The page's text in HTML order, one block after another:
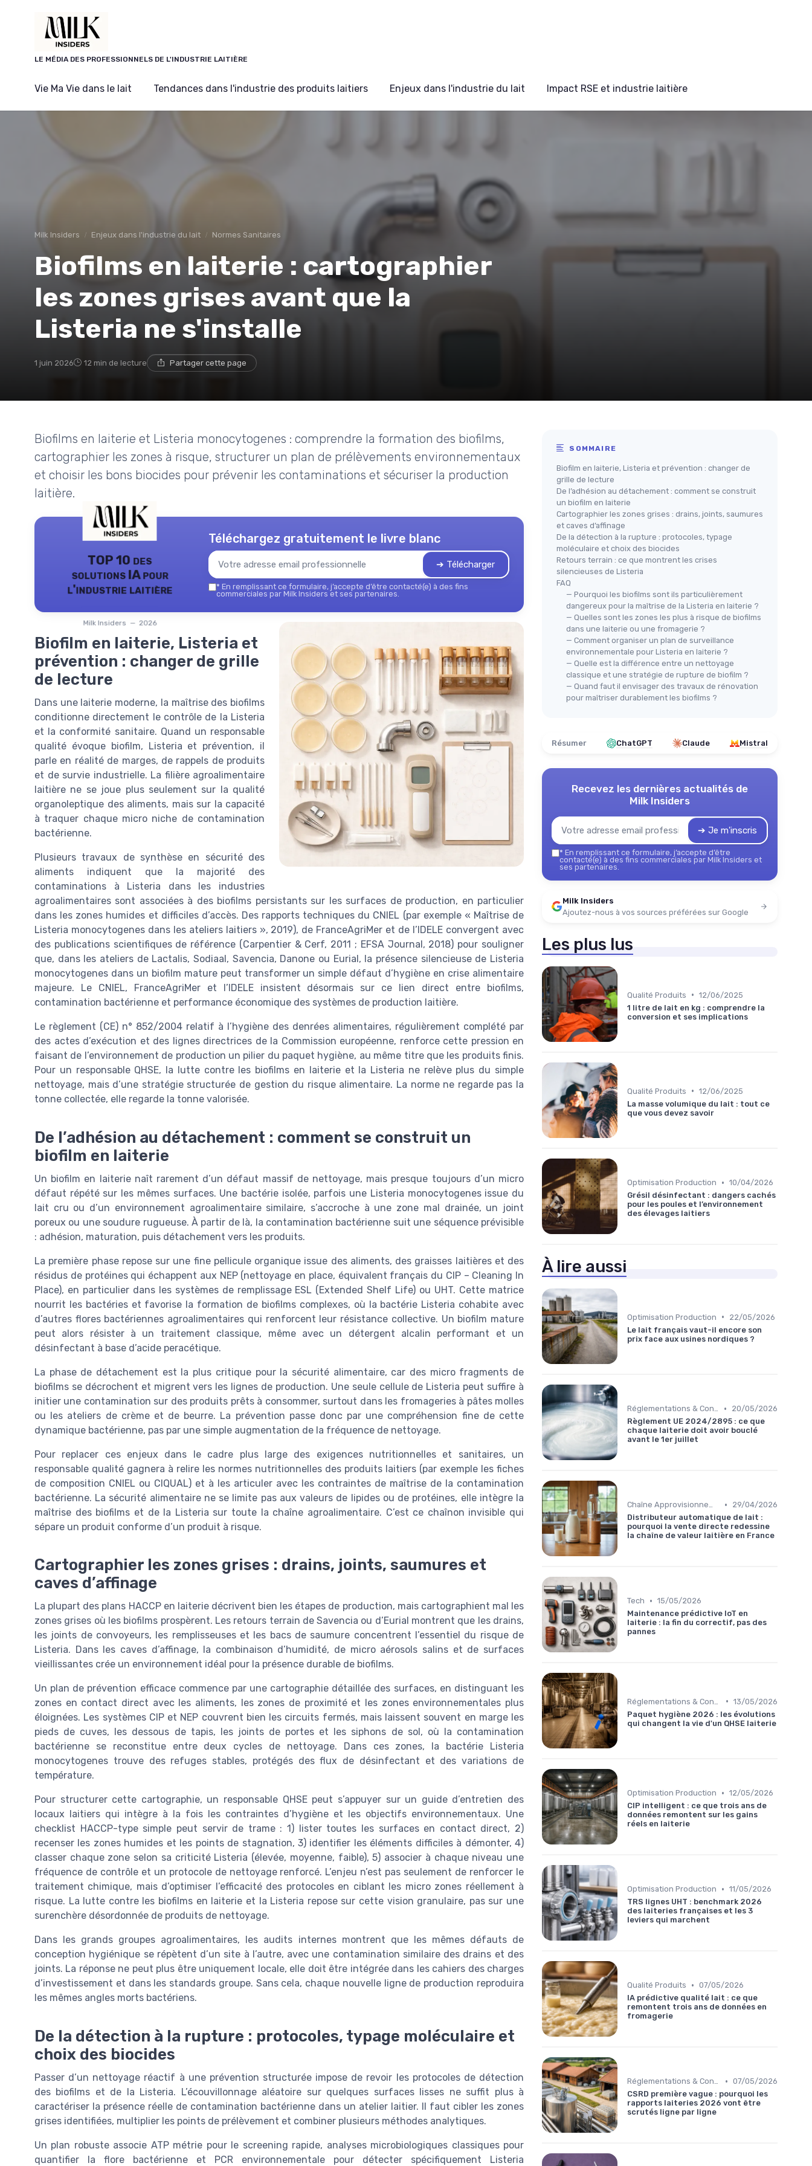
LE MÉDIA DES PROFESSIONNELS DE L'INDUSTRIE LAITIÈRE
Vie Ma Vie dans le lait Tendances dans l'industrie des produits laitiers Enjeux dans l'industrie du lait Impact RSE et industrie laitière
Milk Insiders Enjeux dans l'industrie du lait Normes Sanitaires
Biofilms en laiterie : cartographier
les zones grises avant que la
Listeria ne s'installe
1 juin 2026 12 min de lecture Partager cette page
Biofilms en laiterie et Listeria monocytogenes : comprendre la formation des biofilms,
cartographier les zones à risque, structurer un plan de prélèvements environnementaux
et choisir les bons biocides pour prévenir les contaminations et sécuriser la production
laitière.
TOP 10 des
solutions IA pour
l'industrie laitière
Milk Insiders — 2026
Téléchargez gratuitement le livre blanc
➔ Télécharger
* En remplissant ce formulaire, j’accepte d’être contacté(e) à des fins
commerciales par Milk Insiders et ses partenaires.
Biofilm en laiterie, Listeria et
prévention : changer de grille
de lecture
Dans une laiterie moderne, la maîtrise des biofilms
conditionne directement le contrôle de la Listeria
et la conformité sanitaire. Quand un responsable
qualité évoque biofilm, Listeria et prévention, il
parle en réalité de marges, de rappels de produits
et de survie industrielle. La filière agroalimentaire
laitière ne se joue plus seulement sur la qualité
organoleptique des aliments, mais sur la capacité
à traquer chaque micro niche de contamination
bactérienne.
Plusieurs travaux de synthèse en sécurité des
aliments indiquent que la majorité des
contaminations à Listeria dans les industries
agroalimentaires sont associées à des biofilms persistants sur les surfaces de production, en particulier
dans les zones humides et difficiles d’accès. Des rapports techniques du CNIEL (par exemple « Maîtrise de
Listeria monocytogenes dans les ateliers laitiers », 2019), de FranceAgriMer et de l’IDELE convergent avec
des publications scientifiques de référence (Carpentier & Cerf, 2011 ; EFSA Journal, 2018) pour souligner
que, dans les ateliers de Lactalis, Sodiaal, Savencia, Danone ou Eurial, la présence silencieuse de Listeria
monocytogenes dans un biofilm mature peut transformer un simple défaut d’hygiène en crise alimentaire
majeure. Le CNIEL, FranceAgriMer et l’IDELE insistent désormais sur ce lien direct entre biofilms,
contamination bactérienne et performance économique des systèmes de production laitière.
Le règlement (CE) n° 852/2004 relatif à l’hygiène des denrées alimentaires, régulièrement complété par
des actes d’exécution et des lignes directrices de la Commission européenne, renforce cette pression en
faisant de l’environnement de production un pilier du paquet hygiène, au même titre que les produits finis.
Pour un responsable QHSE, la lutte contre les biofilms en laiterie et la Listeria ne relève plus du simple
nettoyage, mais d’une stratégie structurée de gestion du risque alimentaire. La norme ne regarde pas la
tonne collectée, elle regarde la tonne valorisée.
De l’adhésion au détachement : comment se construit un
biofilm en laiterie
Un biofilm en laiterie naît rarement d’un défaut massif de nettoyage, mais presque toujours d’un micro
défaut répété sur les mêmes surfaces. Une bactérie isolée, parfois une Listeria monocytogenes issue du
lait cru ou d’un environnement agroalimentaire similaire, s’accroche à une zone mal drainée, un joint
poreux ou une soudure rugueuse. À partir de là, la contamination bactérienne suit une séquence prévisible
: adhésion, maturation, puis détachement vers les produits.
La première phase repose sur une fine pellicule organique issue des aliments, des graisses laitières et des
résidus de protéines qui échappent aux NEP (nettoyage en place, équivalent français du CIP – Cleaning In
Place), en particulier dans les systèmes de remplissage ESL (Extended Shelf Life) ou UHT. Cette matrice
nourrit les bactéries et favorise la formation de biofilms complexes, où la bactérie Listeria cohabite avec
d’autres flores bactériennes agroalimentaires qui renforcent leur résistance collective. Un biofilm mature
peut alors résister à un traitement classique, même avec un détergent alcalin performant et un
désinfectant à base d’acide peracétique.
La phase de détachement est la plus critique pour la sécurité alimentaire, car des micro fragments de
biofilms se décrochent et migrent vers les lignes de production. Une seule cellule de Listeria peut suffire à
initier une contamination sur des produits prêts à consommer, surtout dans les fromageries à pâtes molles
ou les ateliers de crème et de beurre. La prévention passe donc par une compréhension fine de cette
dynamique bactérienne, pas par une simple augmentation de la fréquence de nettoyage.
Pour replacer ces enjeux dans le cadre plus large des exigences nutritionnelles et sanitaires, un
responsable qualité gagnera à relire les normes nutritionnelles des produits laitiers (par exemple les fiches
de composition CNIEL ou CIQUAL) et à les articuler avec les contraintes de maîtrise de la contamination
bactérienne. La sécurité alimentaire ne se limite pas aux valeurs de lipides ou de protéines, elle intègre la
maîtrise des biofilms et de la Listeria sur toute la chaîne agroalimentaire. C’est ce chaînon invisible qui
sépare un produit conforme d’un produit à risque.
Cartographier les zones grises : drains, joints, saumures et
caves d’affinage
La plupart des plans HACCP en laiterie décrivent bien les étapes de production, mais cartographient mal les
zones grises où les biofilms prospèrent. Les retours terrain de Savencia ou d’Eurial montrent que les drains,
les joints de convoyeurs, les remplisseuses et les bacs de saumure concentrent l’essentiel du risque de
Listeria. Dans les caves d’affinage, la combinaison d’humidité, de micro aérosols salins et de surfaces
vieillissantes crée un environnement idéal pour la présence durable de biofilms.
Un plan de prévention efficace commence par une cartographie détaillée des surfaces, en distinguant les
zones en contact direct avec les aliments, les zones de proximité et les zones environnementales plus
éloignées. Les systèmes CIP et NEP couvrent bien les circuits fermés, mais laissent souvent en marge les
pieds de cuves, les dessous de tapis, les joints de portes et les siphons de sol, où la contamination
bactérienne se reconstitue entre deux cycles de nettoyage. Dans ces zones, la bactérie Listeria
monocytogenes trouve des refuges stables, protégés des flux de désinfectant et des variations de
température.
Pour structurer cette cartographie, un responsable QHSE peut s’appuyer sur un guide d’entretien des
locaux laitiers qui intègre à la fois les contraintes d’hygiène et les objectifs environnementaux. Une
checklist HACCP-type simple peut servir de trame : 1) lister toutes les surfaces en contact direct, 2)
recenser les zones humides et les points de stagnation, 3) identifier les éléments difficiles à démonter, 4)
classer chaque zone selon sa criticité Listeria (élevée, moyenne, faible), 5) associer à chaque niveau une
fréquence de contrôle et un protocole de nettoyage renforcé. L’enjeu n’est pas seulement de renforcer le
traitement chimique, mais d’optimiser l’efficacité des protocoles en ciblant les micro zones réellement à
risque. La lutte contre les biofilms en laiterie et la Listeria repose sur cette vision granulaire, pas sur une
surenchère désordonnée de produits de nettoyage.
Dans les grands groupes agroalimentaires, les audits internes montrent que les mêmes défauts de
conception hygiénique se répètent d’un site à l’autre, avec une contamination similaire des drains et des
joints. La réponse ne peut plus être uniquement locale, elle doit être intégrée dans les cahiers des charges
d’investissement et dans les standards groupe. Sans cela, chaque nouvelle ligne de production reproduira
les mêmes angles morts bactériens.
De la détection à la rupture : protocoles, typage moléculaire et
choix des biocides
Passer d’un nettoyage réactif à une prévention structurée impose de revoir les protocoles de détection
des biofilms et de la Listeria. L’écouvillonnage aléatoire sur quelques surfaces lisses ne suffit plus à
caractériser la présence réelle de contamination bactérienne dans un atelier laitier. Il faut cibler les zones
grises identifiées, multiplier les points de prélèvement et combiner plusieurs méthodes analytiques.
Un plan robuste associe ATP métrie pour le screening rapide, analyses microbiologiques classiques pour
quantifier la flore bactérienne et PCR environnementale pour détecter spécifiquement Listeria
SOMMAIRE
Biofilm en laiterie, Listeria et prévention : changer de
grille de lecture
De l’adhésion au détachement : comment se construit
un biofilm en laiterie
Cartographier les zones grises : drains, joints, saumures
et caves d’affinage
De la détection à la rupture : protocoles, typage
moléculaire et choix des biocides
Retours terrain : ce que montrent les crises
silencieuses de Listeria
FAQ
— Pourquoi les biofilms sont ils particulièrement
dangereux pour la maîtrise de la Listeria en laiterie ?
— Quelles sont les zones les plus à risque de biofilms
dans une laiterie ou une fromagerie ?
— Comment organiser un plan de surveillance
environnementale pour Listeria en laiterie ?
— Quelle est la différence entre un nettoyage
classique et une stratégie de rupture de biofilm ?
— Quand faut il envisager des travaux de rénovation
pour maîtriser durablement les biofilms ?
Résumer ChatGPT Claude Mistral
Recevez les dernières actualités de
Milk Insiders
➔ Je m'inscris
* En remplissant ce formulaire, j’accepte d’être
contacté(e) à des fins commerciales par Milk Insiders et
ses partenaires.
Milk Insiders
Ajoutez-nous à vos sources préférées sur Google
Les plus lus
Qualité Produits • 12/06/2025
1 litre de lait en kg : comprendre la
conversion et ses implications
Qualité Produits • 12/06/2025
La masse volumique du lait : tout ce
que vous devez savoir
Optimisation Production • 10/04/2026
Grésil désinfectant : dangers cachés
pour les poules et l’environnement
des élevages laitiers
À lire aussi
Optimisation Production •
22/05/2026
Le lait français vaut-il encore son
prix face aux usines nordiques ?
Réglementations & Conformité •
20/05/2026
Règlement UE 2024/2895 : ce que
chaque laiterie doit avoir bouclé
avant le 1er juillet
Chaîne Approvisionnement •
29/04/2026
Distributeur automatique de lait :
pourquoi la vente directe redessine
la chaîne de valeur laitière en France
Tech • 15/05/2026
Maintenance prédictive IoT en
laiterie : la fin du correctif, pas des
pannes
• 13/05/2026
Paquet hygiène 2026 : les évolutions
qui changent la vie d'un QHSE laiterie
Optimisation Production • 12/05/2026
CIP intelligent : ce que trois ans de
données remontent sur les gains
réels en laiterie
Optimisation Production • 11/05/2026
TRS lignes UHT : benchmark 2026
des laiteries françaises et les 3
leviers qui marchent
Qualité Produits • 07/05/2026
IA prédictive qualité lait : ce que
remontent trois ans de données en
fromagerie
Réglementations & Conformité • 07/05/2026
CSRD première vague : pourquoi les
rapports laiteries 2026 vont être
scrutés ligne par ligne